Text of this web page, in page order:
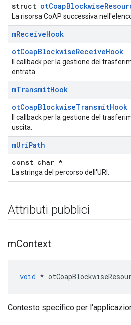
struct
La risorsa CoAP successiva
mReceiveHook
otCoapBlockwiseReceiveHook
Il callback per la gestione del
entrata.
mTransmitHook
otCoapBlockwiseTransmitHook
Il callback per la gestione del
uscita.
mUriPath
const char *
La stringa del percorso dell'URI.
Attributi pubblici
mContext
void *
Contesto specifico per